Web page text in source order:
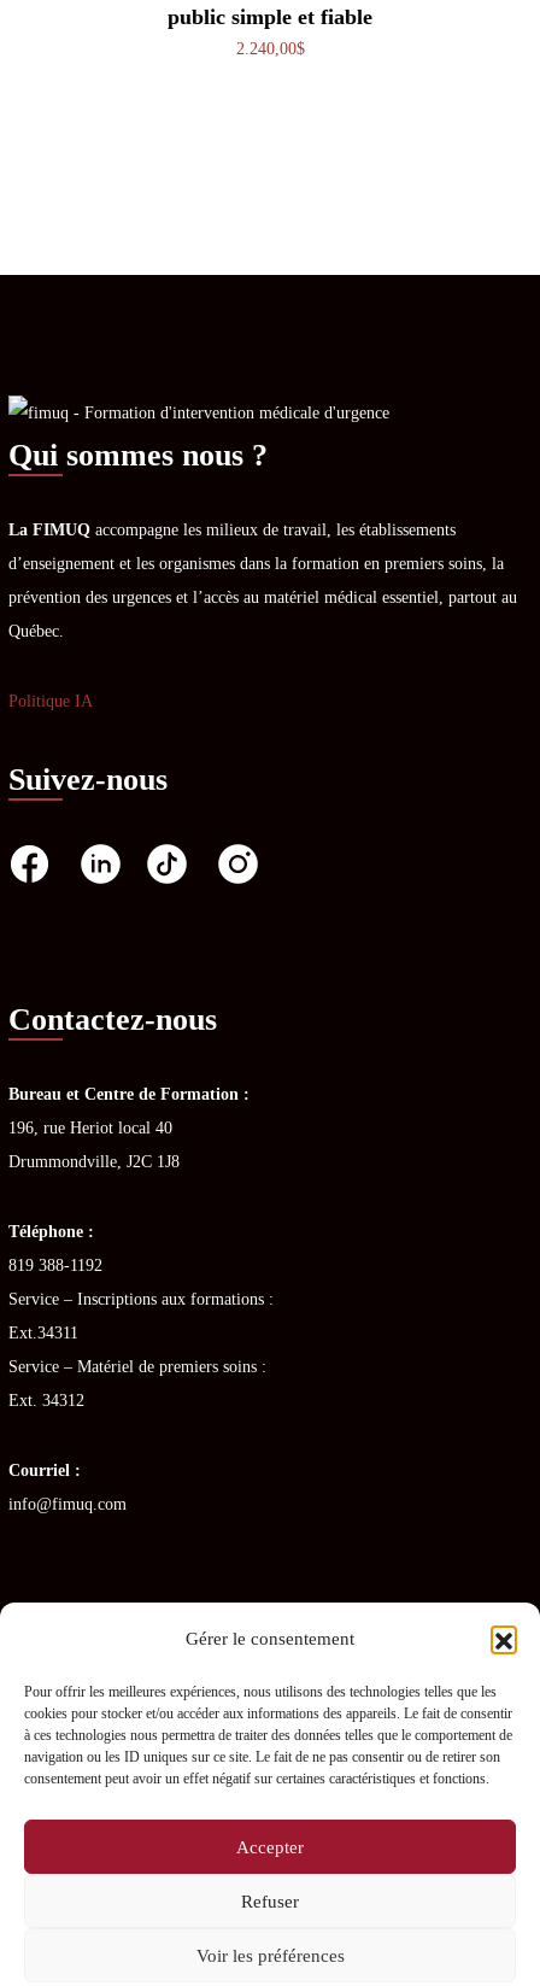
Gérer le consentement
Pour offrir les meilleures expériences, nous utilisons des technologies telles que les
cookies pour stocker et/ou accéder aux informations des appareils. Le fait de consentir
à ces technologies nous permettra de traiter des données telles que le comportement de
navigation ou les ID uniques sur ce site. Le fait de ne pas consentir ou de retirer son
consentement peut avoir un effet négatif sur certaines caractéristiques et fonctions.
Accepter
Refuser
Voir les préférences
public simple et fiable
2.240,00$
Qui sommes nous ?
La FIMUQ accompagne les milieux de travail, les établissements
d’enseignement et les organismes dans la formation en premiers soins, la
prévention des urgences et l’accès au matériel médical essentiel, partout au
Québec.
Politique IA
Suivez-nous
Contactez-nous
Bureau et Centre de Formation :
196, rue Heriot local 40
Drummondville, J2C 1J8
Téléphone :
819 388-1192
Service – Inscriptions aux formations :
Ext.34311
Service – Matériel de premiers soins :
Ext. 34312
Courriel :
info@fimuq.com
Articles récents
Combiner la RCR et la PDSB : une formation gagnante pour les CHSLD
Premiers soins en RPA : quelles sont les obligations pour les gestionnaires ?
Prévenir les blessures chez les préposés – L’importance des PDSB